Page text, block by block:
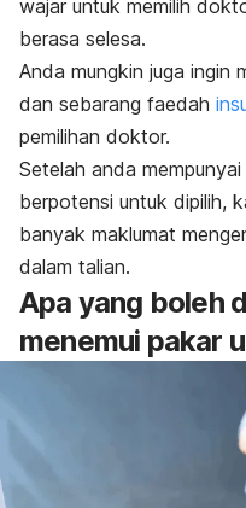
wajar untuk memilih
berasa selesa.
Anda mungkin juga ingin
dan sebarang faedah
pemilihan doktor.
Setelah anda
berpotensi untuk dipilih,
banyak maklumat
dalam talian.
Apa yang boleh
menemui pakar